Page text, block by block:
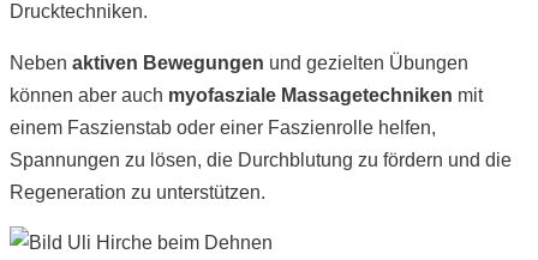
Drucktechniken.
Neben aktiven Bewegungen und gezielten Übungen
können aber auch myofasziale Massagetechniken mit
einem Faszienstab oder einer Faszienrolle helfen,
Spannungen zu lösen, die Durchblutung zu fördern und die
Regeneration zu unterstützen.